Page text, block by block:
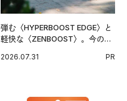
弾む〈HYPERBOOST EDGE〉と
軽快な〈ZENBOOST〉。今の時
出した新機軸。
2026.07.31 PR